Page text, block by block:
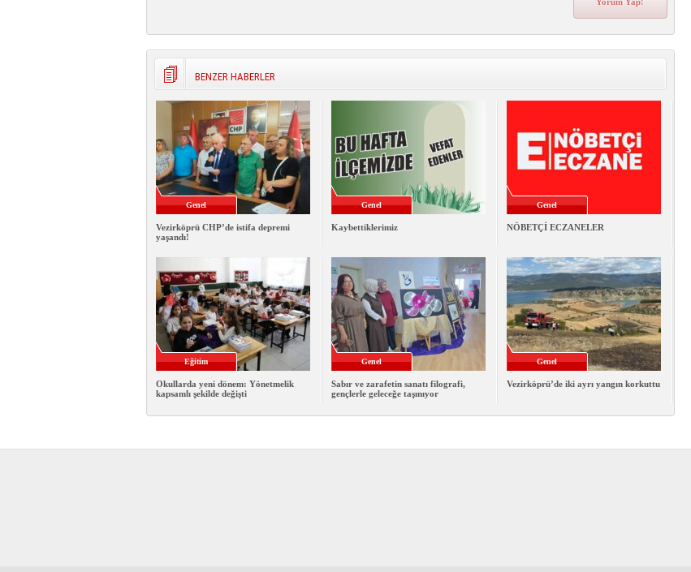
BENZER HABERLER
Genel
Vezirköprü CHP’de istifa depremi
yaşandı!
Genel
Kaybettiklerimiz
Genel
NÖBETÇİ ECZANELER
Eğitim
Okullarda yeni dönem: Yönetmelik
kapsamlı şekilde değişti
Genel
Sabır ve zarafetin sanatı filografi,
gençlerle geleceğe taşınıyor
Genel
Vezirköprü’de iki ayrı yangın korkuttu